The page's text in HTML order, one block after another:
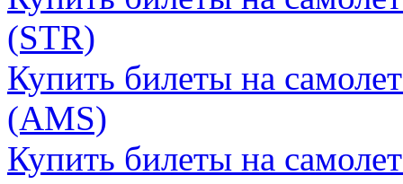
(STR)
Купить билеты на
(AMS)
Купить билеты на